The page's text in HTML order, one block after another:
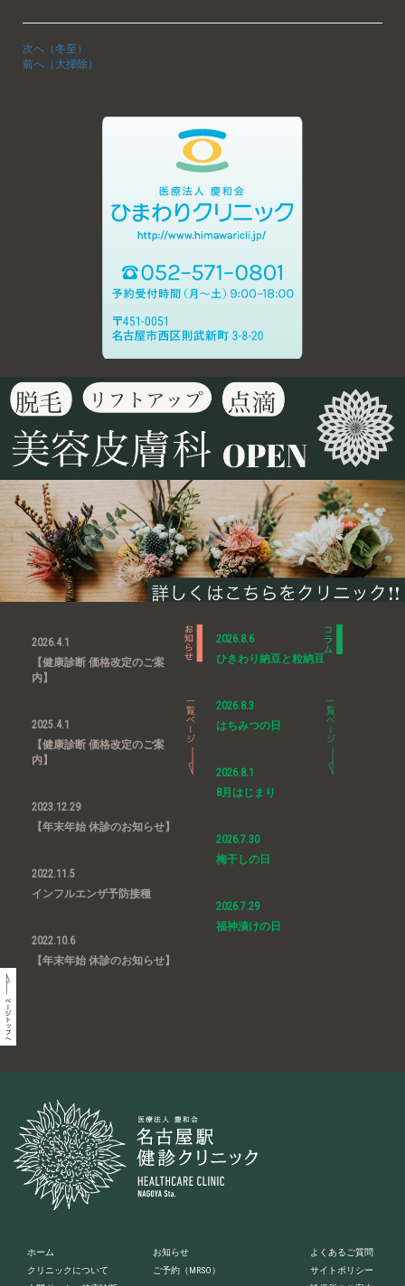
次へ（冬至）
前へ（大掃除）
2026.4.1
【健康診断 価格改定のご案
内】
2025.4.1
【健康診断 価格改定のご案
内】
2023.12.29
【年末年始 休診のお知らせ】
2022.11.5
インフルエンザ予防接種
2022.10.6
【年末年始 休診のお知らせ】
2026.8.6
ひきわり納豆と粒納豆
2026.8.3
はちみつの日
2026.8.1
8月はじまり
2026.7.30
梅干しの日
2026.7.29
福神漬けの日
ホーム
クリニックについて
お知らせ
ご予約 （MRSO）
よくあるご質問
サイトポリシー